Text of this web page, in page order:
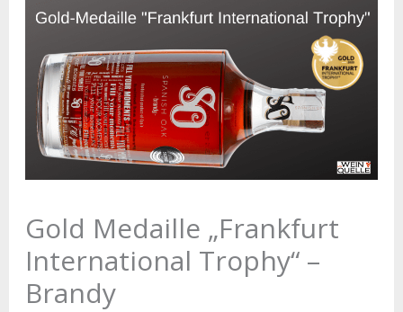
Gold Medaille „Frankfurt
International Trophy“ –
Brandy